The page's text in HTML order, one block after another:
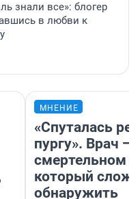
знали все»: блогер
в любви к
МНЕНИЕ
«Спуталась
пургу». Врач —
смертельном
который
обнаружить